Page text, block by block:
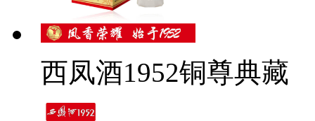
西凤酒1952铜尊典藏